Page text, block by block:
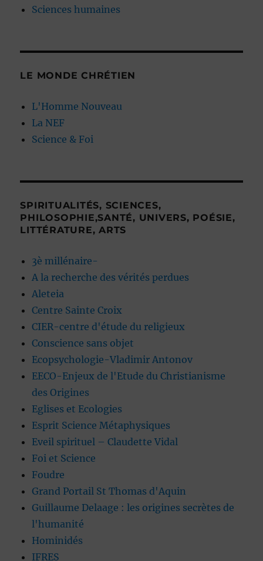
Sciences humaines
LE MONDE CHRÉTIEN
L'Homme Nouveau
La NEF
Science & Foi
SPIRITUALITÉS, SCIENCES,
PHILOSOPHIE,SANTÉ, UNIVERS, POÉSIE,
LITTÉRATURE, ARTS
3è millénaire-
A la recherche des vérités perdues
Aleteia
Centre Sainte Croix
CIER-centre d'étude du religieux
Conscience sans objet
Ecopsychologie-Vladimir Antonov
EECO-Enjeux de l'Etude du Christianisme
des Origines
Eglises et Ecologies
Esprit Science Métaphysiques
Eveil spirituel – Claudette Vidal
Foi et Science
Foudre
Grand Portail St Thomas d'Aquin
Guillaume Delaage : les origines secrètes de
l'humanité
Hominidés
IFRES